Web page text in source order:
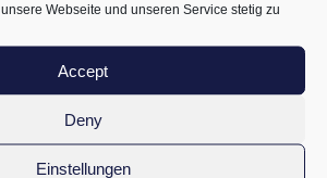
Webseite und unseren Service stetig zu
Accept
Deny
Einstellungen
zeichnet der Event Data Recorder
die AEBS-Bremswarnung aktiviert wird,
Detection die Aufmerksamkeit des
ermöglichen einen noch